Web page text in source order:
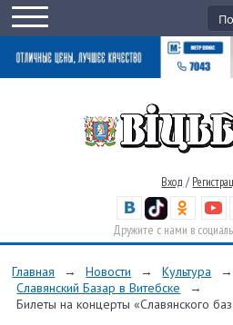
Вход /
Дружите с нами в
Главная → Новости → Культура
→
Славянский Базар в Витебске
→
Билеты на концерты «Славянского